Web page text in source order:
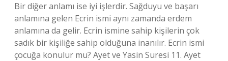
Bir diğer anlamı ise iyi işlerdir. Sağduyu ve başarı
anlamına gelen Ecrin ismi aynı zamanda erdem
anlamına da gelir. Ecrin ismine sahip kişilerin çok
sadık bir kişiliğe sahip olduğuna inanılır. Ecrin ismi
çocuğa konulur mu? Ayet ve Yasin Suresi 11. Ayet